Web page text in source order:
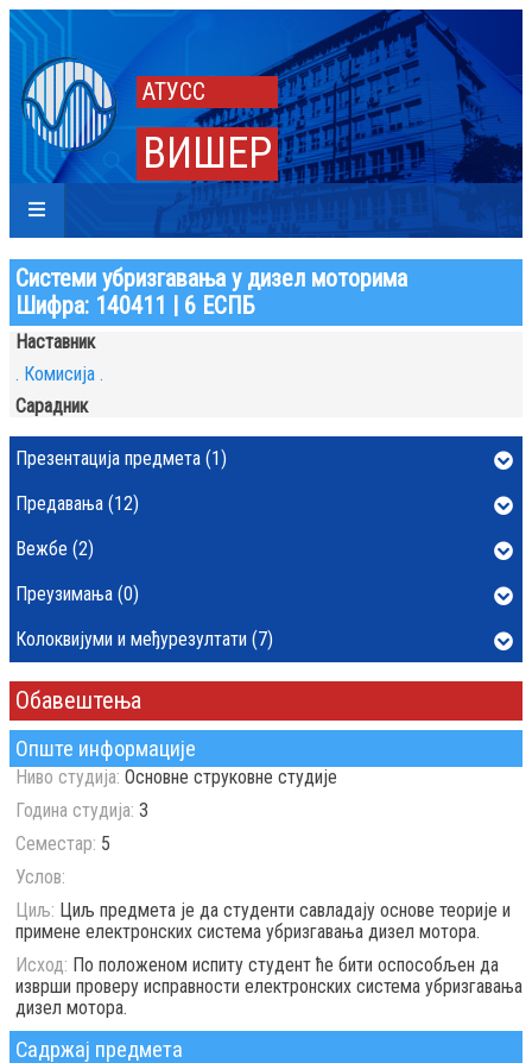
АТУСС
ВИШЕР
Системи убризгавања у дизел моторима
Шифра: 140411 | 6 ЕСПБ
Опште информације
Ниво студија: Основне струковне студије
Година студија: 3
Семестар: 5
Услов:
Циљ: Циљ предмета је да студенти савладају основе теорије и
примене електронских система убризгавања дизел мотора.
Исход: По положеном испиту студент ће бити оспособљен да
изврши проверу исправности електронских система убризгавања
дизел мотора.
Садржај предмета
Наставник
. Комисија .
Сарадник
Презентација предмета (1)
Предавања (12)
Вежбе (2)
Преузимања (0)
Колоквијуми и међурезултати (7)
Обавештења